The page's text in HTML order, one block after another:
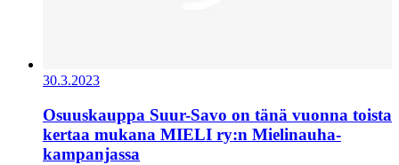
30.3.2023
Osuuskauppa Suur-Savo on tänä vuonna toista
kertaa mukana MIELI ry:n Mielinauha-
kampanjassa